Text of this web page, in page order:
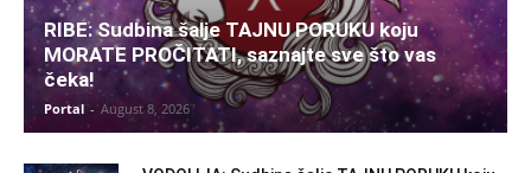
RIBE: Sudbina šalje TAJNU PORUKU koju
MORATE PROČITATI, saznajte sve što vas
čeka!
Portal - August 8, 2026